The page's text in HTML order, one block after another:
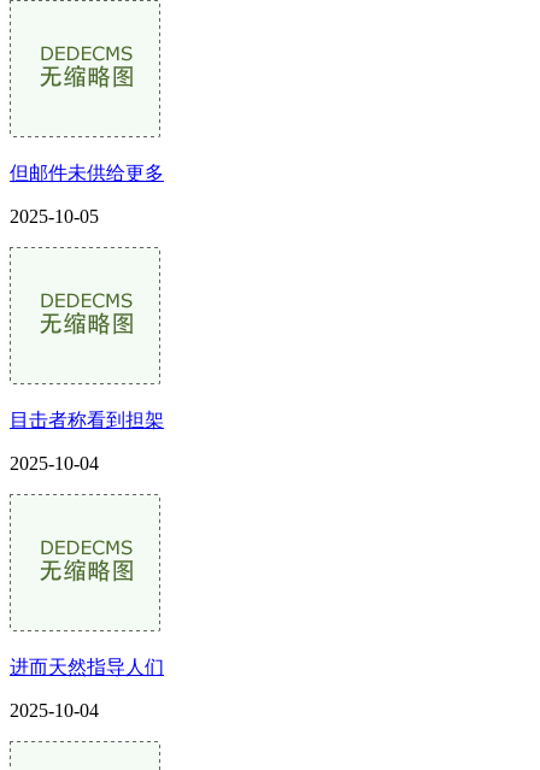
但邮件未供给更多
2025-10-05
目击者称看到担架
2025-10-04
进而天然指导人们
2025-10-04